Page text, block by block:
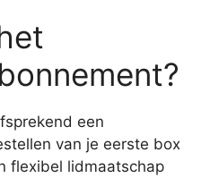
een
van je eerste box
flexibel lidmaatschap